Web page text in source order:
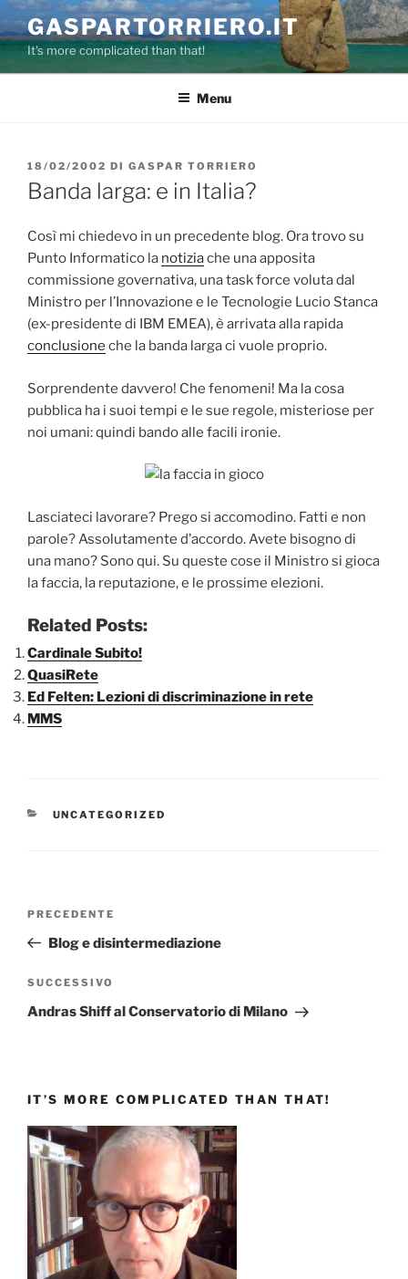
Salta
al
contenuto
GASPARTORRIERO.IT
It's more complicated than that!
Menu
PUBBLICATO
IL
18/02/2002 DI GASPAR TORRIERO
Banda larga: e in Italia?
Così mi chiedevo in un precedente blog. Ora trovo su
Punto Informatico la notiziache una apposita
commissione governativa, una task force voluta dal
Ministro per l’Innovazione e le Tecnologie Lucio Stanca
(ex-presidente di IBM EMEA), è arrivata alla rapida
conclusione che la banda larga ci vuole proprio.
Sorprendente davvero! Che fenomeni! Ma la cosa
pubblica ha i suoi tempi e le sue regole, misteriose per
noi umani: quindi bando alle facili ironie.
Lasciateci lavorare? Prego si accomodino. Fatti e non
parole? Assolutamente d’accordo. Avete bisogno di
una mano? Sono qui. Su queste cose il Ministro si gioca
la faccia, la reputazione, e le prossime elezioni.
Related Posts:
Cardinale Subito!
QuasiRete
Ed Felten: Lezioni di discriminazione in rete
MMS
CATEGORIE
UNCATEGORIZED
Articolo
precedente:
PRECEDENTE
Blog e disintermediazione
Articolo
successivo
SUCCESSIVO
Andras Shiff al Conservatorio di Milano
IT’S MORE COMPLICATED THAN THAT!